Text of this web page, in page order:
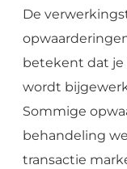
De
betekent dat je
wordt
Sommige
behandeling
transactie